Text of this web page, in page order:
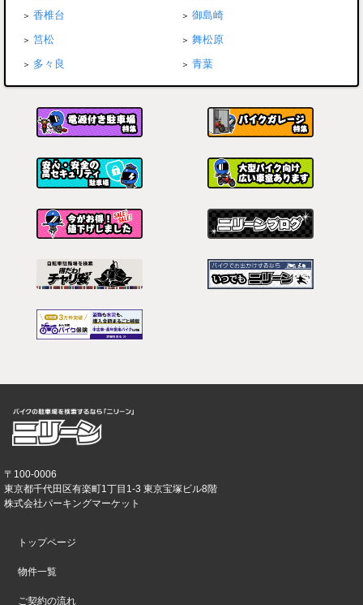
香椎台
御島崎
筥松
舞松原
多々良
青葉
〒100-0006
東京都千代田区有楽町1丁目1-3 東京宝塚ビル8階
株式会社パーキングマーケット
トップページ
物件一覧
ご契約の流れ